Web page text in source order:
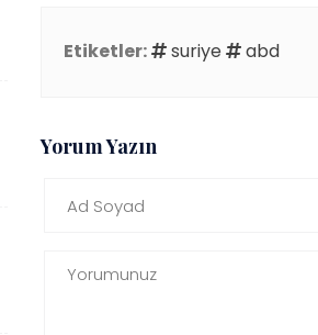
Etiketler: suriye abd
Yorum Yazın